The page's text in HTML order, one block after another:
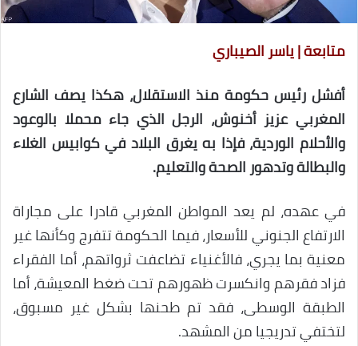
متابعة | ياسر الصيباري
أفشل رئيس حكومة منذ الاستقلال، هكذا يصف الشارع
المغربي عزيز أخنوش، الرجل الذي جاء محملا بالوعود
والأحلام الوردية، فإذا به يغرق البلاد في كوابيس الغلاء
والبطالة وتدهور الصحة والتعليم.
في عهده، لم يعد المواطن المغربي قادرا على مجاراة
الارتفاع الجنوني للأسعار، فيما الحكومة تتفرج وكأنها غير
معنية بما يجري، فالأغنياء تضاعفت ثرواتهم، أما الفقراء
فزاد فقرهم وانكسرت ظهورهم تحت ضغط المعيشة، أما
الطبقة الوسطى، فقد تم طحنها بشكل غير مسبوق،
لتختفي تدريجيا من المشهد.